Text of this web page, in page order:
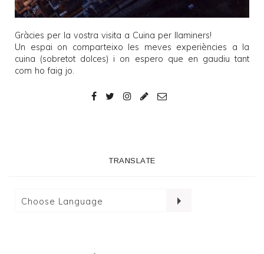
Gràcies per la vostra visita a Cuina per llaminers!
Un espai on comparteixo les meves experiències a la
cuina (sobretot dolces) i on espero que en gaudiu tant
com ho faig jo.
TRANSLATE